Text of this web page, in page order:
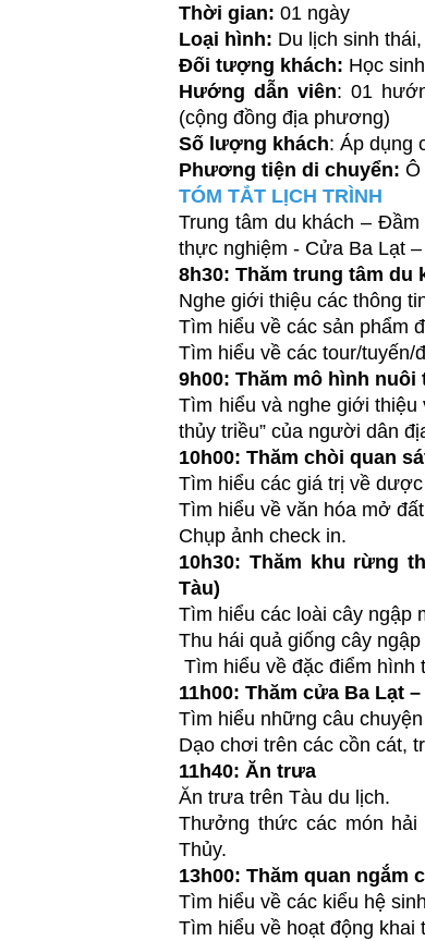
Thời gian:01 ngày
Loại hình: Du lịch sinh
Đối tượng khách: Học
Hướng dẫn viên: 01
(cộng đồng địa phương)
Số lượng khách: Áp dụng
Phương tiện di chuyển:Ô
TÓM TẮT LỊCH TRÌNH
Trung tâm du khách –
thực nghiệm - Cửa Ba Lạt
8h30: Thăm trung tâm du
Nghe giới thiệu các thông
Tìm hiểu về các sản phẩm
Tìm hiểu về các tour/tuyến/
9h00: Thăm mô hình
Tìm hiểu và nghe giới
thủy triều” của người dân
10h00: Thăm chòi quan
Tìm hiểu các giá trị về
Tìm hiểu về văn hóa mở
Chụp ảnh check in.
10h30: Thăm khu rừng
Tàu)
Tìm hiểu các loài cây ngập
Thu hái quả giống cây
Tìm hiểu về đặc điểm hình
11h00: Thăm cửa Ba Lạt
Tìm hiểu những câu
Dạo chơi trên các cồn cát,
11h40: Ăn trưa
Ăn trưa trên Tàu du lịch.
Thưởng thức các món
Thủy.
13h00: Thăm quan ngắm
Tìm hiểu về các kiểu hệ
Tìm hiểu về hoạt động